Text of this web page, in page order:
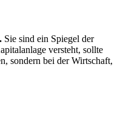
Sie sind ein Spiegel der
versteht, sollte
sondern bei der Wirtschaft,